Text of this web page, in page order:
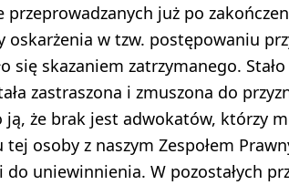
już po
oskarżenia w tzw. postępowaniu
się skazaniem zatrzymanego.
zastraszona i zmuszona do
że brak jest adwokatów, którzy
osoby z naszym Zespołem
uniewinnienia. W pozostałych